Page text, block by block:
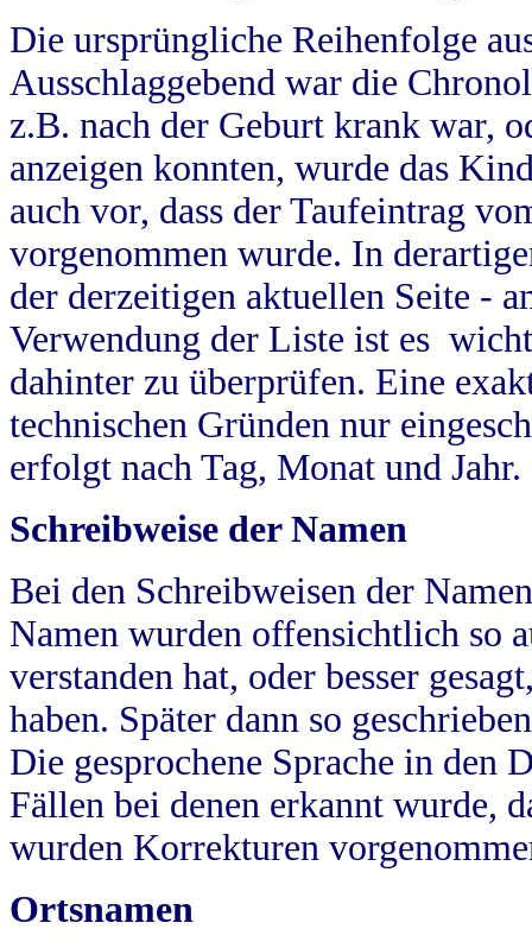
Die ursprüngliche Reihenfolge
Ausschlaggebend war die
z.B. nach der Geburt krank war,
anzeigen konnten, wurde das
auch vor, dass der Taufeintrag
vorgenommen wurde. In
der derzeitigen aktuellen Seite -
Verwendung der Liste ist es
dahinter zu überprüfen. Eine
technischen Gründen nur
erfolgt nach Tag, Monat und Jahr.
Schreibweise der Namen
Bei den Schreibweisen der
Namen wurden offensichtlich so
verstanden hat, oder besser
haben. Später dann so
Die gesprochene Sprache in
Fällen bei denen erkannt wurde,
wurden Korrekturen
Ortsnamen